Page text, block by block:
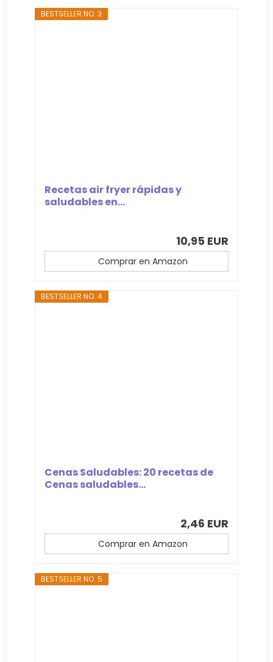
BESTSELLER NO. 3
Recetas air fryer rápidas y
saludables en...
10,95 EUR
Comprar en Amazon
BESTSELLER NO. 4
Cenas Saludables: 20 recetas de
Cenas saludables...
2,46 EUR
Comprar en Amazon
BESTSELLER NO. 5